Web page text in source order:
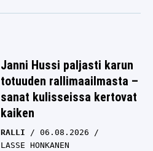
Janni Hussi paljasti karun
totuuden rallimaailmasta –
sanat kulisseissa kertovat
kaiken
RALLI
06.08.2026
LASSE HONKANEN